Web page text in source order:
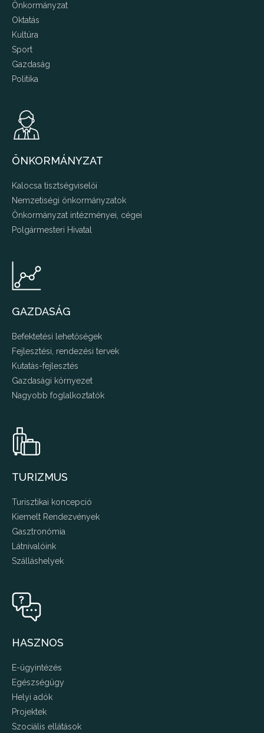
Önkormányzat
Oktatás
Kultúra
Sport
Gazdaság
Politika
ÖNKORMÁNYZAT
Kalocsa tisztségviselői
Nemzetiségi önkormányzatok
Önkormányzat intézményei, cégei
Polgármesteri Hivatal
GAZDASÁG
Befektetési lehetőségek
Fejlesztési, rendezési tervek
Kutatás-fejlesztés
Gazdasági környezet
Nagyobb foglalkoztatók
TURIZMUS
Turisztikai koncepció
Kiemelt Rendezvények
Gasztronómia
Látnivalóink
Szálláshelyek
HASZNOS
E-ügyintézés
Egészségügy
Helyi adók
Projektek
Szociális ellátások